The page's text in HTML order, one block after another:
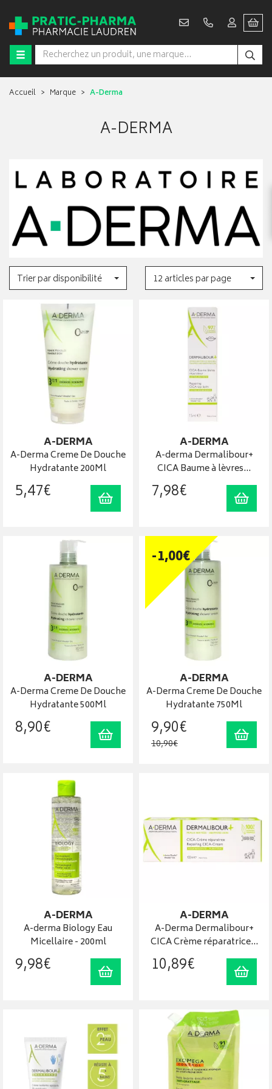
Accueil Marque A-Derma
A-DERMA
Trier par disponibilité 12 articles par page
A-DERMA
A-Derma Creme De Douche
Hydratante 200Ml
5,47€ Ajouter au panier
A-DERMA
A-derma Dermalibour+
CICA Baume à lèvres…
7,98€
A-DERMA
A-Derma Creme De Douche
Hydratante 500Ml
8,90€ Ajouter au panier
A-DERMA
A-Derma Creme De Douche
Hydratante 750Ml
9,90€
10,90€
-1,00€
A-DERMA
A-derma Biology Eau
Micellaire - 200ml
9,98€ Ajouter au panier
A-DERMA
A-Derma Dermalibour+
CICA Crème réparatrice…
10,89€